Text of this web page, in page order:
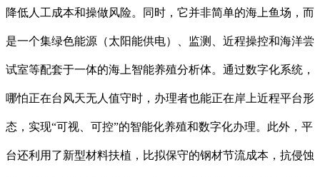
降低人工成本和操做风险。同时，它并非简单的海上鱼场，而
是一个集绿色能源（太阳能供电）、监测、近程操控和海洋尝
试室等配套于一体的海上智能养殖分析体。通过数字化系统，
哪怕正在台风天无人值守时，办理者也能正在岸上近程平台形
态，实现“可视、可控”的智能化养殖和数字化办理。此外，平
台还利用了新型材料扶植，比拟保守的钢材节流成本，抗侵蚀